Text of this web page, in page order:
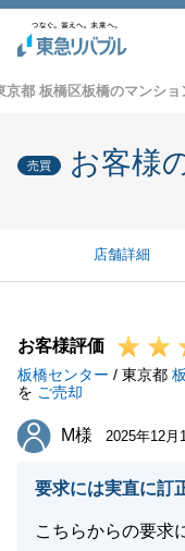
京都 板橋区板橋のマンシ
売買 お客様
店舗詳細
お客様評価
板橋センター / 東京都
を ご売却
M様
M様 2025年12月
要求には実直に訂
こちらからの要求